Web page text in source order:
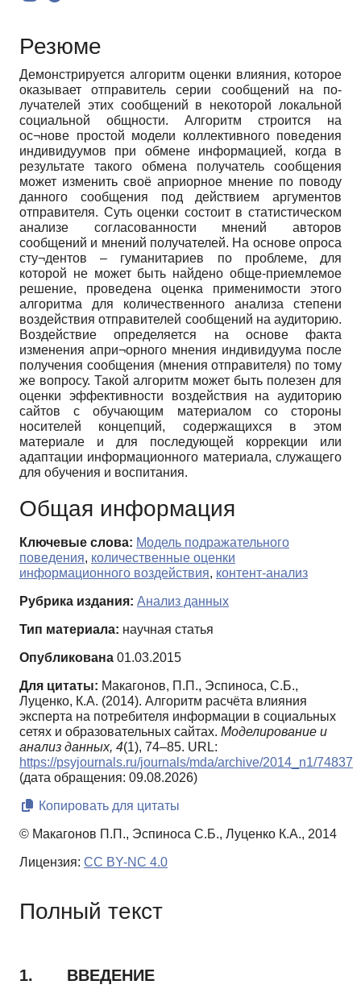
Резюме
Демонстрируется алгоритм оценки влияния, которое
оказывает отправитель серии сообщений на по-
лучателей этих сообщений в некоторой локальной
социальной общности. Алгоритм строится на
ос¬нове простой модели коллективного поведения
индивидуумов при обмене информацией, когда в
результате такого обмена получатель сообщения
может изменить своё априорное мнение по поводу
данного сообщения под действием аргументов
отправителя. Суть оценки состоит в статистическом
анализе согласованности мнений авторов
сообщений и мнений получателей. На основе опроса
сту¬дентов – гуманитариев по проблеме, для
которой не может быть найдено обще-приемлемое
решение, проведена оценка применимости этого
алгоритма для количественного анализа степени
воздействия отправителей сообщений на аудиторию.
Воздействие определяется на основе факта
изменения апри¬орного мнения индивидуума после
получения сообщения (мнения отправителя) по тому
же вопросу. Такой алгоритм может быть полезен для
оценки эффективности воздействия на аудиторию
сайтов с обучающим материалом со стороны
носителей концепций, содержащихся в этом
материале и для последующей коррекции или
адаптации информационного материала, служащего
для обучения и воспитания.
Общая информация
Ключевые слова: Модель подражательного
поведения, количественные оценки
информационного воздействия, контент-анализ
Рубрика издания: Анализ данных
Тип материала: научная статья
Опубликована 01.03.2015
Для цитаты: Макагонов, П.П., Эспиноса, С.Б.,
Луценко, К.А. (2014). Алгоритм расчёта влияния
эксперта на потребителя информации в социальных
сетях и образовательных сайтах. Моделирование и
анализ данных, 4(1), 74–85. URL:
https://psyjournals.ru/journals/mda/archive/2014_n1/74837
(дата обращения: 09.08.2026)
Копировать для цитаты
© Макагонов П.П., Эспиноса С.Б., Луценко К.А., 2014
Лицензия: CC BY-NC 4.0
Полный текст
1. ВВЕДЕНИЕ